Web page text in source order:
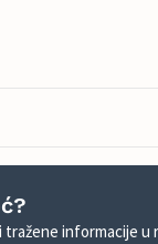
informacije u